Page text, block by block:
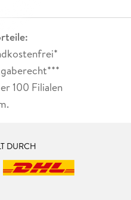
100 Filialen
DURCH